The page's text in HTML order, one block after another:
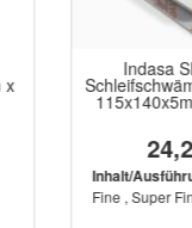
Indasa
Schleifschwämme
115x140x5mm 20
24,26 €
Inhalt/Ausführung:
Fine , Super Fine ,